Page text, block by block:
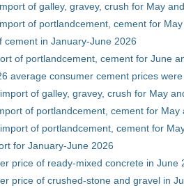
of galley, gravey, crush for May
of portlandcement, cement for
cement in January-June 2026
of portlandcement, cement for June
average consumer cement prices
of galley, gravey, crush for May
of portlandcement, cement for
of portlandcement, cement for
for January-June 2026
price of ready-mixed concrete in June
price of crushed-stone and gravel in